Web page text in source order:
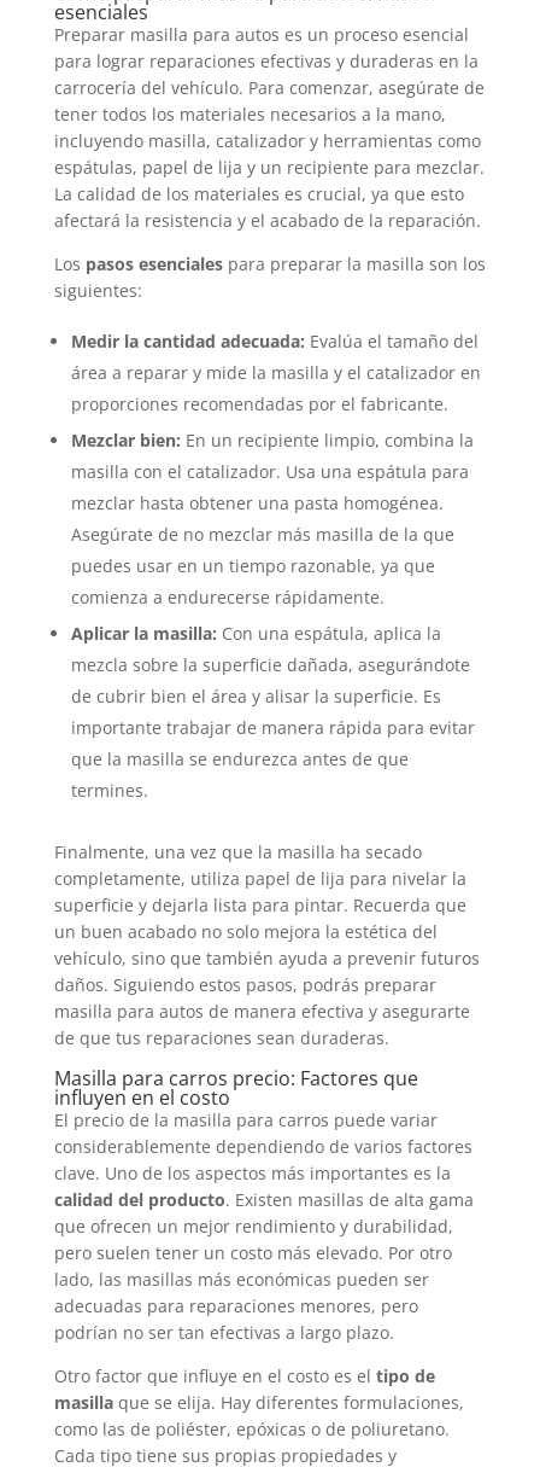
esenciales
Preparar masilla para autos es un proceso esencial
para lograr reparaciones efectivas y duraderas en la
carrocería del vehículo. Para comenzar, asegúrate de
tener todos los materiales necesarios a la mano,
incluyendo masilla, catalizador y herramientas como
espátulas, papel de lija y un recipiente para mezclar.
La calidad de los materiales es crucial, ya que esto
afectará la resistencia y el acabado de la reparación.
Los pasos esencialespara preparar la masilla son los
siguientes:
Medir la cantidad adecuada: Evalúa el tamaño del
área a reparar y mide la masilla y el catalizador en
proporciones recomendadas por el fabricante.
Mezclar bien: En un recipiente limpio, combina la
masilla con el catalizador. Usa una espátula para
mezclar hasta obtener una pasta homogénea.
Asegúrate de no mezclar más masilla de la que
puedes usar en un tiempo razonable, ya que
comienza a endurecerse rápidamente.
Aplicar la masilla: Con una espátula, aplica la
mezcla sobre la superficie dañada, asegurándote
de cubrir bien el área y alisar la superficie. Es
importante trabajar de manera rápida para evitar
que la masilla se endurezca antes de que
termines.
Finalmente, una vez que la masilla ha secado
completamente, utiliza papel de lija para nivelar la
superficie y dejarla lista para pintar. Recuerda que
un buen acabado no solo mejora la estética del
vehículo, sino que también ayuda a prevenir futuros
daños. Siguiendo estos pasos, podrás preparar
masilla para autos de manera efectiva y asegurarte
de que tus reparaciones sean duraderas.
Masilla para carros precio: Factores que
influyen en el costo
El precio de la masilla para carros puede variar
considerablemente dependiendo de varios factores
clave. Uno de los aspectos más importantes es la
calidad del producto. Existen masillas de alta gama
que ofrecen un mejor rendimiento y durabilidad,
pero suelen tener un costo más elevado. Por otro
lado, las masillas más económicas pueden ser
adecuadas para reparaciones menores, pero
podrían no ser tan efectivas a largo plazo.
Otro factor que influye en el costo es el tipo de
masillaque se elija. Hay diferentes formulaciones,
como las de poliéster, epóxicas o de poliuretano.
Cada tipo tiene sus propias propiedades y